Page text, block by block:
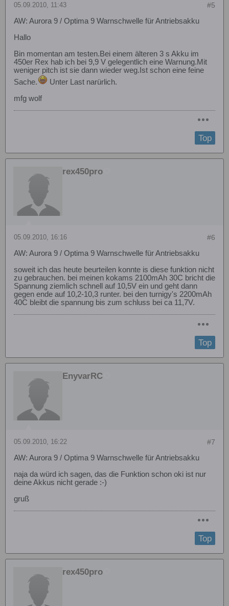
#5
05.09.2010, 11:43
AW: Aurora 9 / Optima 9 Warnschwelle für Antriebsakku
Hallo
Bin momentan am testen.Bei einem älteren 3 s Akku im
450er Rex hab ich bei 9,9 V gelegentlich eine Warnung.Mit
weniger pitch ist sie dann wieder weg.Ist schon eine feine
Sache.
Unter Last narürlich.
mfg wolf
Top
rex450pro
#6
05.09.2010, 16:16
AW: Aurora 9 / Optima 9 Warnschwelle für Antriebsakku
soweit ich das heute beurteilen konnte is diese funktion nicht
zu gebrauchen. bei meinen kokams 2100mAh 30C bricht die
Spannung ziemlich schnell auf 10,5V ein und geht dann
gegen ende auf 10,2-10,3 runter. bei den turnigy's 2200mAh
40C bleibt die spannung bis zum schluss bei ca 11,7V.
Top
EnyvarRC
#7
05.09.2010, 16:22
AW: Aurora 9 / Optima 9 Warnschwelle für Antriebsakku
naja da würd ich sagen, das die Funktion schon oki ist nur
deine Akkus nicht gerade :-)
gruß
Top
rex450pro